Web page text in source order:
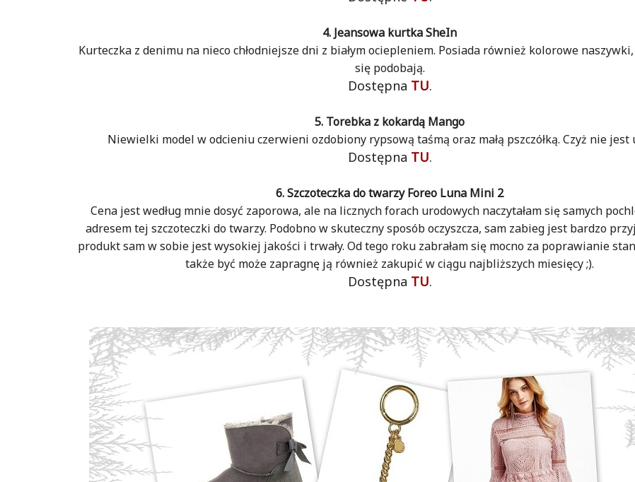
4. Jeansowa kurtka SheIn
Kurteczka z denimu na nieco chłodniejsze dni z białym ociepleniem. Posiada również kolorowe
się podobają.
Dostępna TU.
5. Torebka z kokardą Mango
Niewielki model w odcieniu czerwieni ozdobiony rypsową taśmą oraz małą pszczółką. Czyż nie jest
Dostępna TU.
6. Szczoteczka do twarzy Foreo Luna Mini 2
Cena jest według mnie dosyć zaporowa, ale na licznych forach urodowych naczytałam się samych
adresem tej szczoteczki do twarzy. Podobno w skuteczny sposób oczyszcza, sam zabieg jest bardzo
produkt sam w sobie jest wysokiej jakości i trwały. Od tego roku zabrałam się mocno za poprawianie
także być może zapragnę ją również zakupić w ciągu najbliższych miesięcy ;).
Dostępna TU.